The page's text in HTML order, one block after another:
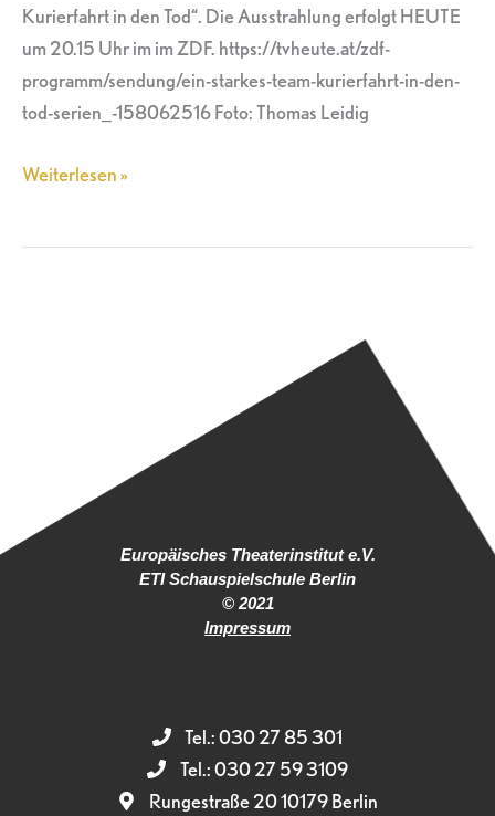
Kurierfahrt in den Tod“. Die Ausstrahlung erfolgt HEUTE
um 20.15 Uhr im im ZDF. https://tvheute.at/zdf-
programm/sendung/ein-starkes-team-kurierfahrt-in-den-
tod-serien_-158062516 Foto: Thomas Leidig
Uhr
im
ZDF
Weiterlesen »
Europäisches Theaterinstitut e.V.
ETI Schauspielschule Berlin
© 2021
Impressum
Tel.: 030 27 85 301
Tel.: 030 27 59 3109
Rungestraße 20 10179 Berlin